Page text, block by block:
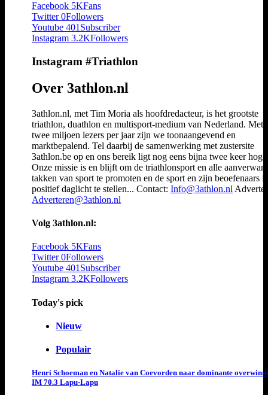
Facebook 5KFans
Twitter 0Followers
Youtube 401 Subscriber
Instagram 3.2KFollowers
Instagram #Triathlon
Over 3athlon.nl
3athlon.nl, met Tim Moria als hoofdredacteur, is het grootste
triathlon, duathlon en multisport-medium van Nederland. Met
twee miljoen lezers per jaar zijn we toonaangevend en
marktbepalend. Tel daarbij de samenwerking met zustersite
3athlon.be op en ons bereik ligt nog eens bijna twee keer
Onze missie is en blijft om de triathlonsport en alle
takken van sport te promoten en de sport en zijn beoefenaars
positief daglicht te stellen... Contact: Info@3athlon.nl
Adverteren@3athlon.nl
Volg 3athlon.nl:
Facebook 5KFans
Twitter 0Followers
Youtube 401Subscriber
Instagram 3.2KFollowers
Today's pick
Nieuw
Populair
Henri Schoeman en Natalie van Coevorden naar dominante
IM 70.3 Lapu-Lapu